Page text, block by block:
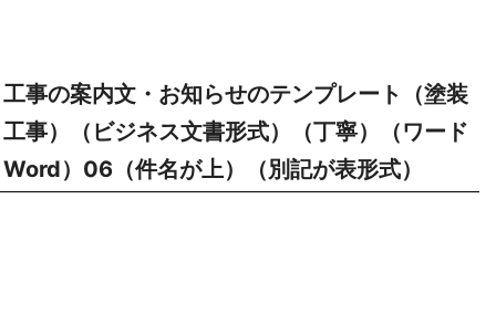
工事の案内文・お知らせのテンプレート（塗装
工事）（ビジネス文書形式）（丁寧）（ワード
Word）06（件名が上）（別記が表形式）